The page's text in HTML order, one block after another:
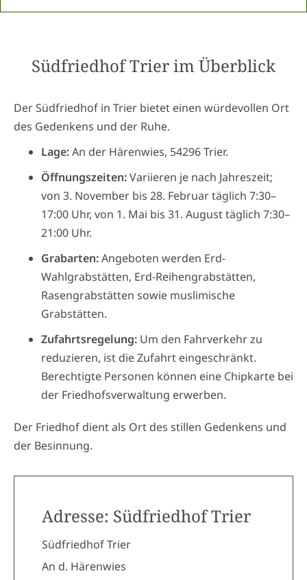
Südfriedhof Trierim Überblick
Der Südfriedhof in Trier bietet einen würdevollen Ort
des Gedenkens und der Ruhe.
Lage:An der Härenwies, 54296 Trier.
Öffnungszeiten:Variieren je nach Jahreszeit;
von 3. November bis 28. Februar täglich 7:30–
17:00 Uhr, von 1. Mai bis 31. August täglich 7:30–
21:00 Uhr.
Grabarten:Angeboten werden Erd-
Wahlgrabstätten, Erd-Reihengrabstätten,
Rasengrabstätten sowie muslimische
Grabstätten.
Zufahrtsregelung: Um den Fahrverkehr zu
reduzieren, ist die Zufahrt eingeschränkt.
Berechtigte Personen können eine Chipkarte bei
der Friedhofsverwaltung erwerben.
Der Friedhof dient als Ort des stillen Gedenkens und
der Besinnung.
Adresse: Südfriedhof Trier
Südfriedhof Trier
An d. Härenwies